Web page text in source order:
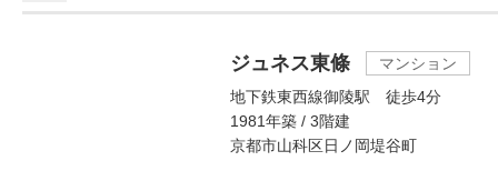
ジュネス東條
マンション
地下鉄東西線御陵駅 徒歩4分
1981年築 / 3階建
京都市山科区日ノ岡堤谷町